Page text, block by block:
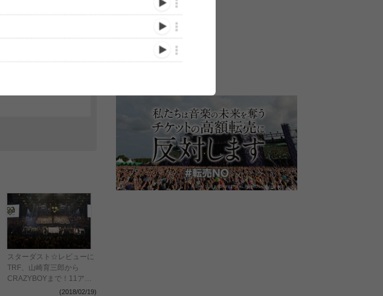
スターダスト☆レビューに
TRF、山崎育三郎から
CRAZYBOYまで！11アー
ティストが「飲酒運転撲
(2018/02/19)